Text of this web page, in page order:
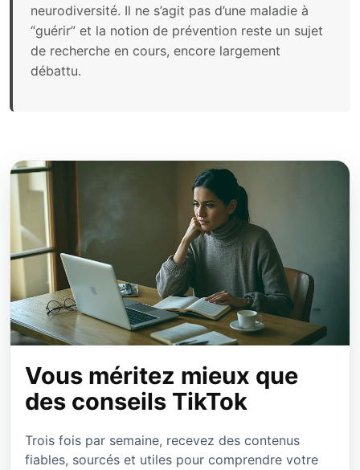
neurodiversité. Il ne s’agit pas d’une maladie à
“guérir” et la notion de prévention reste un sujet
de recherche en cours, encore largement
débattu.
Vous méritez mieux que
des conseils TikTok
Trois fois par semaine, recevez des contenus
fiables, sourcés et utiles pour comprendre votre